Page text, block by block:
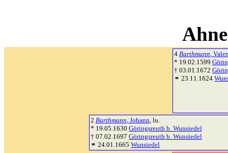
4 Barthmann,
* 19.02.1599
† 03.01.1672
⚭ 23.11.1624
2 Barthmann, Johann, lu.
* 19.05.1630 Göringsreuth b. Wunsiedel
† 07.02.1697 Göringsreuth b. Wunsiedel
⚭ 24.01.1665 Wunsiedel